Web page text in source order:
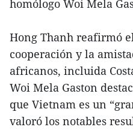
homólogo Woi Mela
Hong Thanh reafirmó
cooperación y la
africanos, incluida
Woi Mela Gaston
que Vietnam es un
valoró los notables